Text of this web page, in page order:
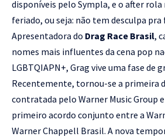
disponíveis pelo Sympla, e o after rola
feriado, ou seja: não tem desculpa pra
Apresentadora do Drag Race Brasil,
nomes mais influentes da cena pop
LGBTQIAPN+, Grag vive uma fase de
Recentemente, tornou-se a primeira
contratada pelo Warner Music Group
primeiro acordo conjunto entre a
Warner Chappell Brasil. A nova